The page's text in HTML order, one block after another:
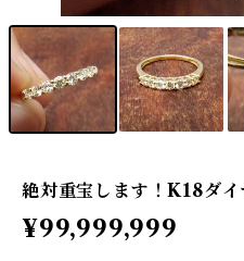
絶対重宝します！K18ダイ
¥99,999,999